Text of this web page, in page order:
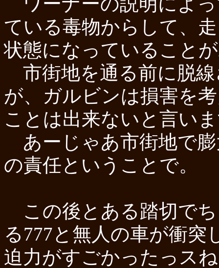
ている毒物からして、
状態になっていること
市街地を通る前に脱
が、ガルビンは損害を
ことは出来ないと言い
あーじゃあ市街地で
の責任ということで。
この後とある踏切で
る777と無人の車が衝突
迫力がすごかったっス